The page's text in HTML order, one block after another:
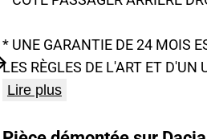
* UNE GARANTIE DE 24 MOIS
LES RÈGLES DE L'ART ET D'UN
Lire plus